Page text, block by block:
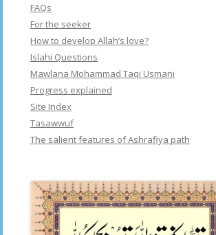
FAQs
For the seeker
How to develop Allah’s love?
Islahi Questions
Mawlana Mohammad Taqi Usmani
Progress explained
Site Index
Tasawwuf
The salient features of Ashrafiya path